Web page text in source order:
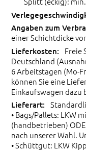
einer Schichtdicke
Freie
Deutschland
6 Arbeitstagen (Mo-
können Sie eine
Einkaufswagen dazu
• Bags/Pallets: LKW
(handbetrieben)
nach unserer Wahl.
• Schüttgut: LKW